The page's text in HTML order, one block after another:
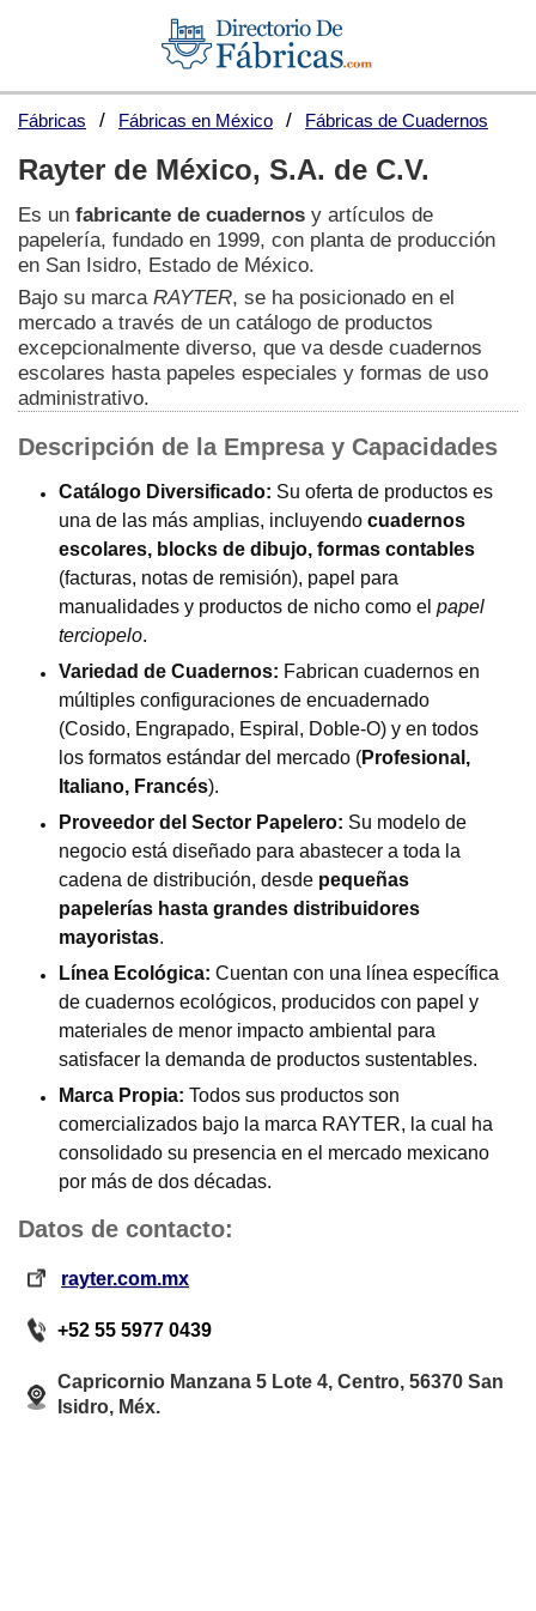
Fábricas Fábricas en México Fábricas de Cuadernos
Rayter de México, S.A. de C.V.
Es un fabricante de cuadernos y artículos de
papelería, fundado en 1999, con planta de producción
en San Isidro, Estado de México.
Bajo su marca RAYTER, se ha posicionado en el
mercado a través de un catálogo de productos
excepcionalmente diverso, que va desde cuadernos
escolares hasta papeles especiales y formas de uso
administrativo.
Descripción de la Empresa y Capacidades
Catálogo Diversificado: Su oferta de productos es
una de las más amplias, incluyendo cuadernos
escolares, blocks de dibujo, formas contables
(facturas, notas de remisión), papel para
manualidades y productos de nicho como el papel
terciopelo.
Variedad de Cuadernos: Fabrican cuadernos en
múltiples configuraciones de encuadernado
(Cosido, Engrapado, Espiral, Doble-O) y en todos
los formatos estándar del mercado (Profesional,
Italiano, Francés).
Proveedor del Sector Papelero: Su modelo de
negocio está diseñado para abastecer a toda la
cadena de distribución, desde pequeñas
papelerías hasta grandes distribuidores
mayoristas.
Línea Ecológica: Cuentan con una línea específica
de cuadernos ecológicos, producidos con papel y
materiales de menor impacto ambiental para
satisfacer la demanda de productos sustentables.
Marca Propia: Todos sus productos son
comercializados bajo la marca RAYTER, la cual ha
consolidado su presencia en el mercado mexicano
por más de dos décadas.
Datos de contacto:
rayter.com.mx
+52 55 5977 0439
Capricornio Manzana 5 Lote 4, Centro, 56370 San
Isidro, Méx.